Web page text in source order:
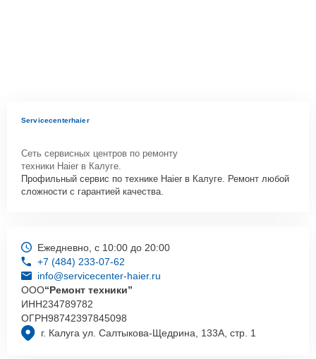
Servicecenterhaier
Сеть сервисных центров по ремонту
техники Haier в Калуге.
Профильный сервис по технике Haier в Калуге. Ремонт любой
сложности с гарантией качества.
г. Калуга ул. Салтыкова-Щедрина, 133А, стр. 1
Ежедневно, с 10:00 до 20:00
+7 (484) 233-07-62
info@servicecenter-haier.ru
ООО“Ремонт техники”
ИНН234789782
ОГРН98742397845098